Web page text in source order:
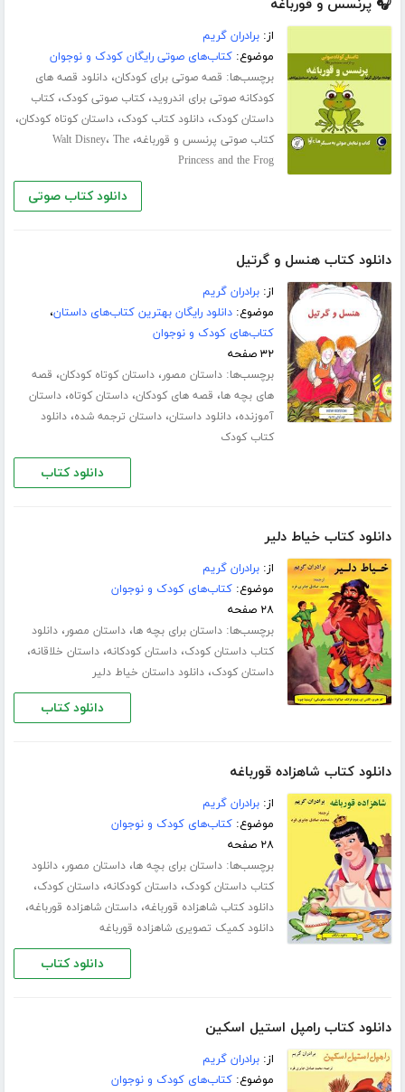
🎧 پرنسس و قورباغه
از:برادران گریم
موضوع:کتاب‌های صوتی رایگان کودک و نوجوان
برچسب‌ها: قصه صوتی برای کودکان،دانلود قصه های
کودکانه صوتی برای اندروید،کتاب صوتی کودک،کتاب
داستان کودک،دانلود کتاب کودک،داستان کوتاه کودکان،
کتاب صوتی پرنسس و قورباغه، Walt Disney، The
Princess and the Frog
دانلود کتاب صوتی
دانلود کتاب هنسل و گرتیل
از:برادران گریم
موضوع:دانلود رایگان بهترین کتاب‌های داستان،
کتاب‌های کودک و نوجوان
۳۲ صفحه
برچسب‌ها:داستان مصور،داستان کوتاه کودکان، قصه
های بچه ها، قصه های کودکان،داستان کوتاه،داستان
آموزنده،دانلود داستان،داستان ترجمه شده،دانلود
کتاب کودک
دانلود کتاب
دانلود کتاب خیاط دلیر
از:برادران گریم
موضوع:کتاب‌های کودک و نوجوان
۲۸ صفحه
برچسب‌ها:داستان برای بچه ها،داستان مصور،دانلود
کتاب داستان کودک،داستان کودکانه،داستان خلاقانه،
داستان کودک،دانلود داستان خیاط دلیر
دانلود کتاب
دانلود کتاب شاهزاده قورباغه
از:برادران گریم
موضوع:کتاب‌های کودک و نوجوان
۲۸ صفحه
برچسب‌ها:داستان برای بچه ها،داستان مصور،دانلود
کتاب داستان کودک،داستان کودکانه،داستان کودک،
دانلود کتاب شاهزاده قورباغه،داستان شاهزاده قورباغه،
دانلود کمیک تصویری شاهزاده قورباغه
دانلود کتاب
دانلود کتاب رامپل استیل اسکین
از:برادران گریم
موضوع:کتاب‌های کودک و نوجوان